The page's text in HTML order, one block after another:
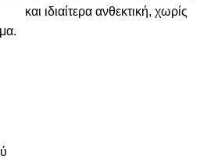
και ιδιαίτερα ανθεκτική, χωρίς